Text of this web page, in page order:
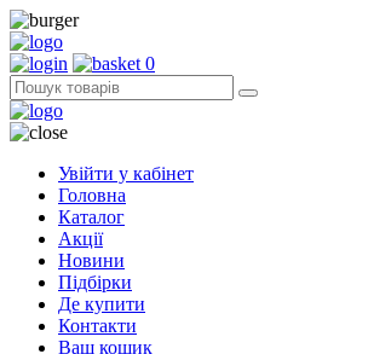
0
Увійти у кабінет
Головна
Каталог
Акції
Новини
Підбірки
Де купити
Контакти
Ваш кошик